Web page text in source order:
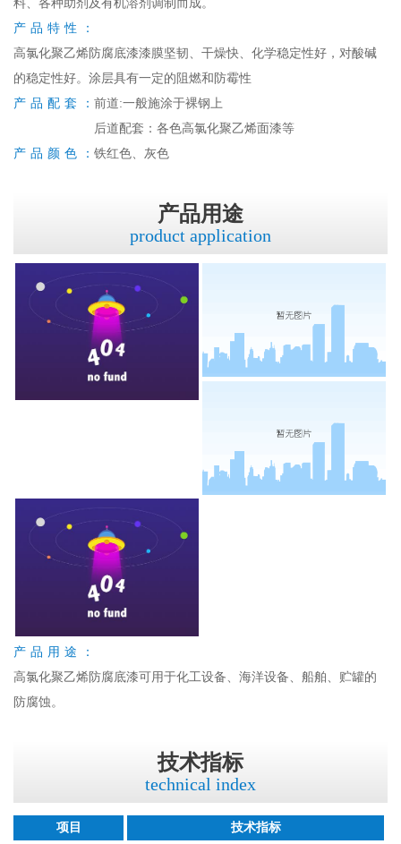
料、各种助剂及有机溶剂调制而成。
产品特性：
高氯化聚乙烯防腐底漆漆膜坚韧、干燥快、化学稳定性好，对酸碱
的稳定性好。涂层具有一定的阻燃和防霉性
产品配套： 前道:一般施涂于裸钢上
后道配套：各色高氯化聚乙烯面漆等
产品颜色： 铁红色、灰色
产品用途
product application
产品用途：
高氯化聚乙烯防腐底漆可用于化工设备、海洋设备、船舶、贮罐的
防腐蚀。
技术指标
technical index
项目 技术指标